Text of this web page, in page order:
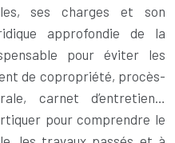
ses charges et son
approfondie de la
pour éviter les
de copropriété, procès-
carnet d’entretien…
pour comprendre le